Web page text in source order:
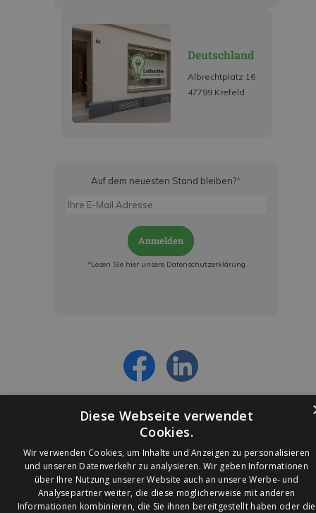
Deutschland
Albrechtplatz 16
47799 Krefeld
Auf dem neuesten Stand bleiben?*
Anmelden
*Lesen Sie hier unsere Datenschutzerklärung
© 2026 Ledleuchtendiscounter.de
Diese Webseite verwendet
Cookies.
Wir verwenden Cookies, um Inhalte und Anzeigen zu personalisieren
und unseren Datenverkehr zu analysieren. Wir geben Informationen
über Ihre Nutzung unserer Website auch an unsere Werbe- und
Analysepartner weiter, die diese möglicherweise mit anderen
Informationen kombinieren, die Sie ihnen bereitgestellt haben oder die